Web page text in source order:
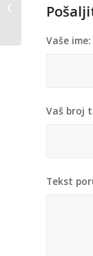
Vaše ime:
Vaš broj
Tekst
Podinario kod